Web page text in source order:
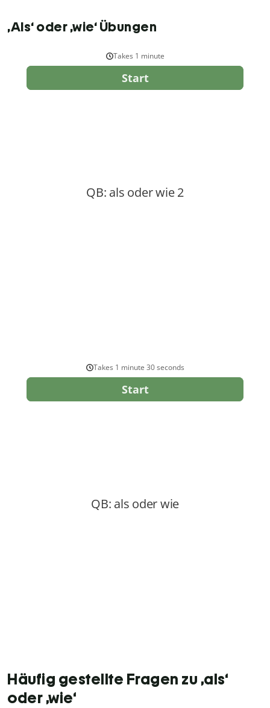
‚Als‘ oder ‚wie‘ Übungen
Häufig gestellte Fragen zu ‚als‘
oder ‚wie‘